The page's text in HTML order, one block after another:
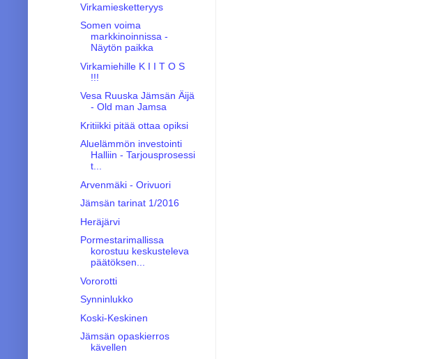
Virkamiesketteryys
Somen voima
markkinoinnissa -
Näytön paikka
Virkamiehille K I I T O S
!!!
Vesa Ruuska Jämsän Äijä
- Old man Jamsa
Kritiikki pitää ottaa opiksi
Aluelämmön investointi
Halliin - Tarjousprosessi
t...
Arvenmäki - Orivuori
Jämsän tarinat 1/2016
Heräjärvi
Pormestarimallissa
korostuu keskusteleva
päätöksen...
Vororotti
Synninlukko
Koski-Keskinen
Jämsän opaskierros
kävellen